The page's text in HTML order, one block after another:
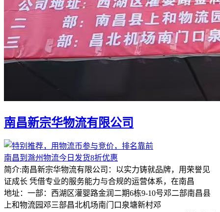
南昌新宗华物流有限公司
南昌到滁州物流今日发货8折优惠
简介:南昌新宗华物流有限公司：以实力铸就品牌，用荣誉见
证成长 凭借专业的服务能力与合规的运营体系，在南昌
地址：一部：西湖区灌婴路金润二期6栋9-10号邓二部南昌县
上和物流园邓三部昌北机场南门口泉塘新村邓